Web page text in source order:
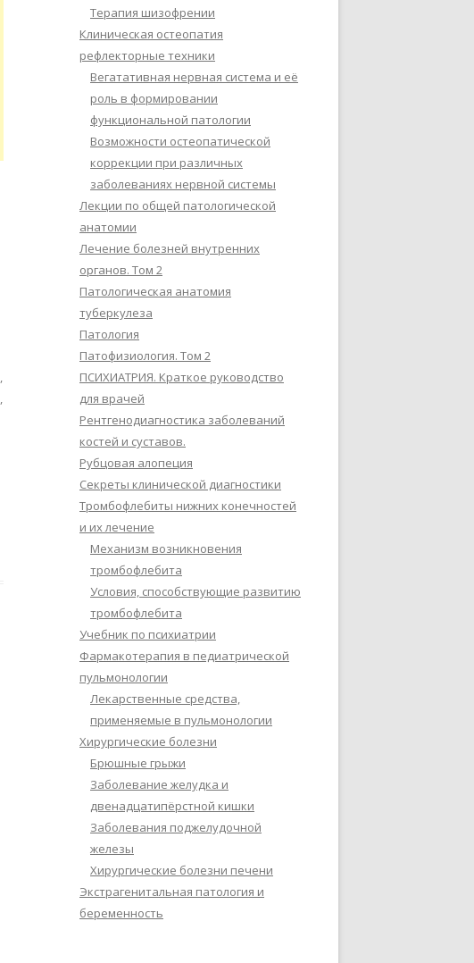
,
,
Терапия шизофрении
Клиническая остеопатия
рефлекторные техники
Вегатативная нервная система и её
роль в формировании
функциональной патологии
Возможности остеопатической
коррекции при различных
заболеваниях нервной системы
Лекции по общей патологической
анатомии
Лечение болезней внутренних
органов. Том 2
Патологическая анатомия
туберкулеза
Патология
Патофизиология. Том 2
ПСИХИАТРИЯ. Краткое руководство
для врачей
Рентгенодиагностика заболеваний
костей и суставов.
Рубцовая алопеция
Секреты клинической диагностики
Тромбофлебиты нижних конечностей
и их лечение
Механизм возникновения
тромбофлебита
Условия, способствующие развитию
тромбофлебита
Учебник по психиатрии
Фармакотерапия в педиатрической
пульмонологии
Лекарственные средства,
применяемые в пульмонологии
Хирургические болезни
Брюшные грыжи
Заболевание желудка и
двенадцатипёрстной кишки
Заболевания поджелудочной
железы
Хирургические болезни печени
Экстрагенитальная патология и
беременность